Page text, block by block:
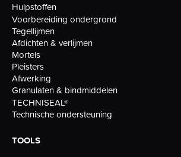
Hulpstoffen
Voorbereiding ondergrond
Tegellijmen
Afdichten & verlijmen
Mortels
Pleisters
Afwerking
Granulaten & bindmiddelen
TECHNISEAL®
Technische ondersteuning
TOOLS